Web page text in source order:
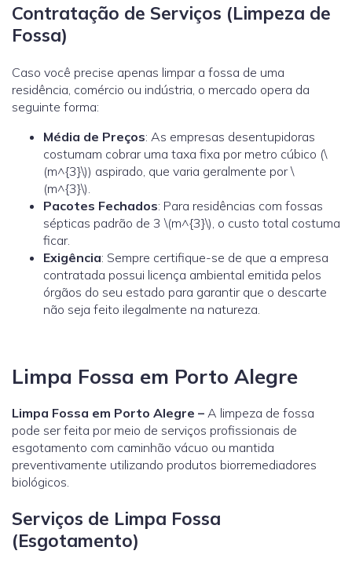
Contratação de Serviços (Limpeza de
Fossa)
Caso você precise apenas limpar a fossa de uma
residência, comércio ou indústria, o mercado opera da
seguinte forma:
Média de Preços: As empresas desentupidoras
costumam cobrar uma taxa fixa por metro cúbico (\
(m^{3}\)) aspirado, que varia geralmente por \
(m^{3}\).
Pacotes Fechados: Para residências com fossas
sépticas padrão de 3 \(m^{3}\), o custo total costuma
ficar.
Exigência: Sempre certifique-se de que a empresa
contratada possui licença ambiental emitida pelos
órgãos do seu estado para garantir que o descarte
não seja feito ilegalmente na natureza.
Limpa Fossa em Porto Alegre
Limpa Fossa em Porto Alegre – A limpeza de fossa
pode ser feita por meio de serviços profissionais de
esgotamento com caminhão vácuo ou mantida
preventivamente utilizando produtos biorremediadores
biológicos.
Serviços de Limpa Fossa
(Esgotamento)